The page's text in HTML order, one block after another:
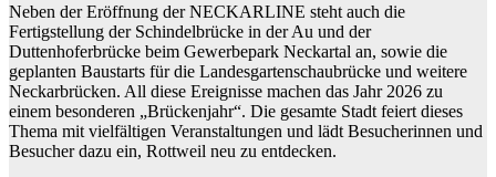
Neben der Eröffnung der NECKARLINE steht auch die
Fertigstellung der Schindelbrücke in der Au und der
Duttenhoferbrücke beim Gewerbepark Neckartal an, sowie die
geplanten Baustarts für die Landesgartenschaubrücke und weitere
Neckarbrücken. All diese Ereignisse machen das Jahr 2026 zu
einem besonderen „Brückenjahr“. Die gesamte Stadt feiert dieses
Thema mit vielfältigen Veranstaltungen und lädt Besucherinnen und
Besucher dazu ein, Rottweil neu zu entdecken.